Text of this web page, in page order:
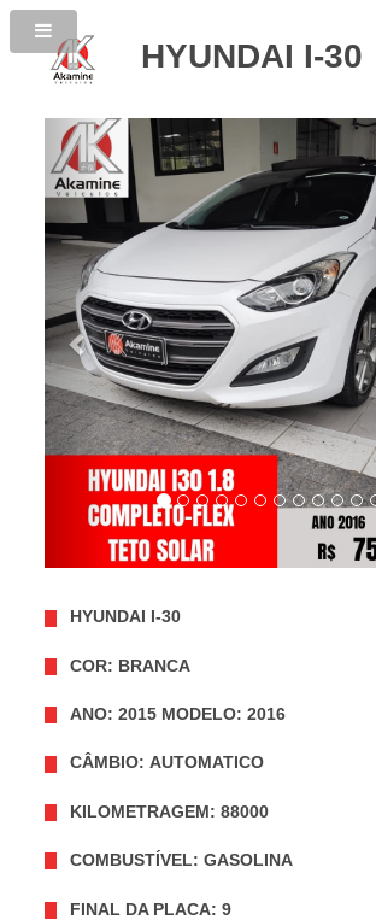
HYUNDAI I-30
Previous
HYUNDAI I-30
COR: BRANCA
ANO: 2015 MODELO: 2016
CÂMBIO: AUTOMATICO
KILOMETRAGEM: 88000
COMBUSTÍVEL: GASOLINA
FINAL DA PLACA: 9